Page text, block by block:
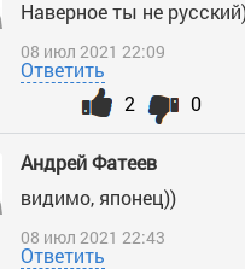
Наверное ты не
08 июл 2021 22:09
Ответить
0
2
Андрей Фатеев
видимо, японец))
08 июл 2021 22:43
Ответить